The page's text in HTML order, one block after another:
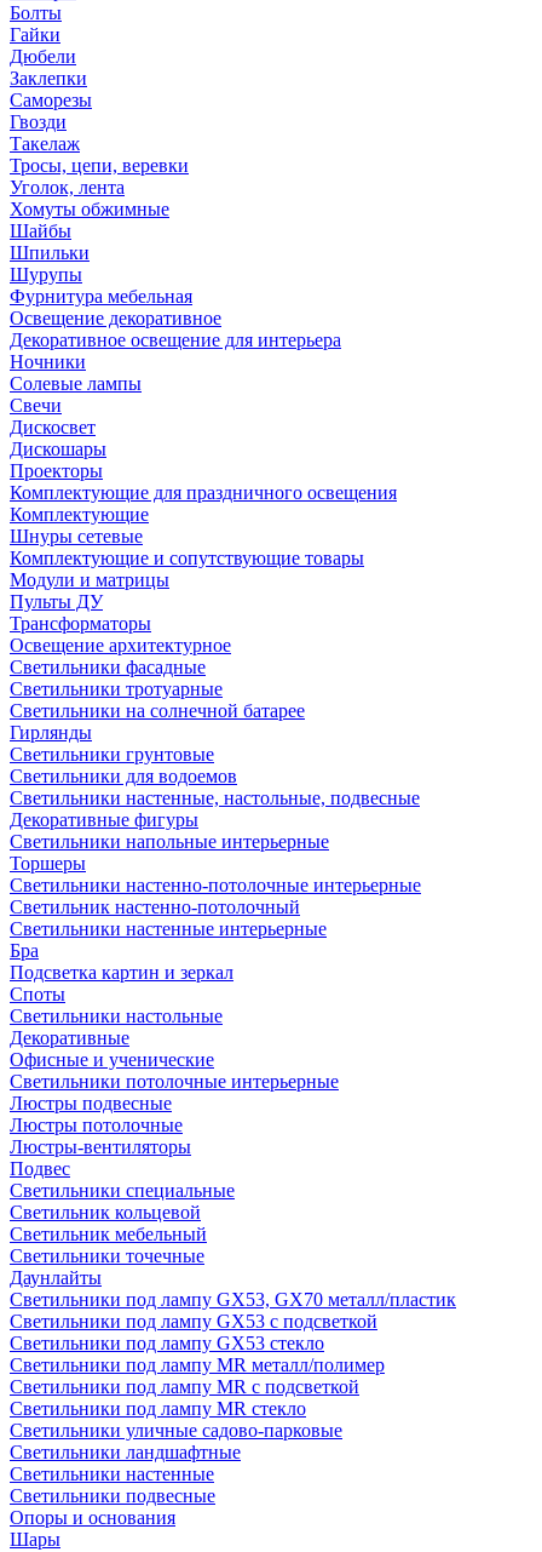
Болты
Гайки
Дюбели
Заклепки
Саморезы
Гвозди
Такелаж
Тросы, цепи, веревки
Уголок, лента
Хомуты обжимные
Шайбы
Шпильки
Шурупы
Фурнитура мебельная
Освещение декоративное
Декоративное освещение для интерьера
Ночники
Солевые лампы
Свечи
Дискосвет
Дискошары
Проекторы
Комплектующие для праздничного освещения
Комплектующие
Шнуры сетевые
Комплектующие и сопутствующие товары
Модули и матрицы
Пульты ДУ
Трансформаторы
Освещение архитектурное
Светильники фасадные
Светильники тротуарные
Светильники на солнечной батарее
Гирлянды
Светильники грунтовые
Светильники для водоемов
Светильники настенные, настольные, подвесные
Декоративные фигуры
Светильники напольные интерьерные
Торшеры
Светильники настенно-потолочные интерьерные
Светильник настенно-потолочный
Светильники настенные интерьерные
Бра
Подсветка картин и зеркал
Споты
Светильники настольные
Декоративные
Офисные и ученические
Светильники потолочные интерьерные
Люстры подвесные
Люстры потолочные
Люстры-вентиляторы
Подвес
Светильники специальные
Светильник кольцевой
Светильник мебельный
Светильники точечные
Даунлайты
Светильники под лампу GX53, GX70 металл/пластик
Светильники под лампу GX53 с подсветкой
Светильники под лампу GX53 стекло
Светильники под лампу MR металл/полимер
Светильники под лампу MR с подсветкой
Светильники под лампу MR стекло
Светильники уличные садово-парковые
Светильники ландшафтные
Светильники настенные
Светильники подвесные
Опоры и основания
Шары